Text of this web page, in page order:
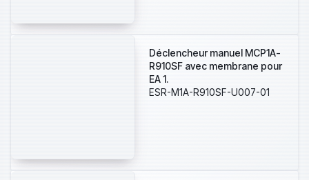
Déclencheur manuel MCP1A-
R910SF avec membrane pour
EA 1.
ESR-M1A-R910SF-U007-01